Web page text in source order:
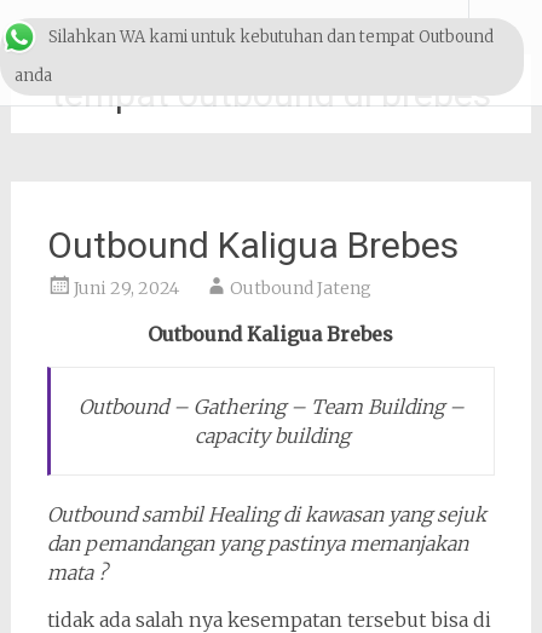
Lompat
ke
konten
Outbound & Pelatihan
SDMtempat outbound di brebes
Outbound Kaligua Brebes
Juni 29, 2024 Outbound Jateng
Outbound Kaligua Brebes
Outbound – Gathering – Team Building –
capacity building
Outbound sambil Healing di kawasan yang sejuk
dan pemandangan yang pastinya memanjakan
mata ?
tidak ada salah nya kesempatan tersebut bisa di
Silahkan WA kami untuk kebutuhan dan tempat Outbound
anda